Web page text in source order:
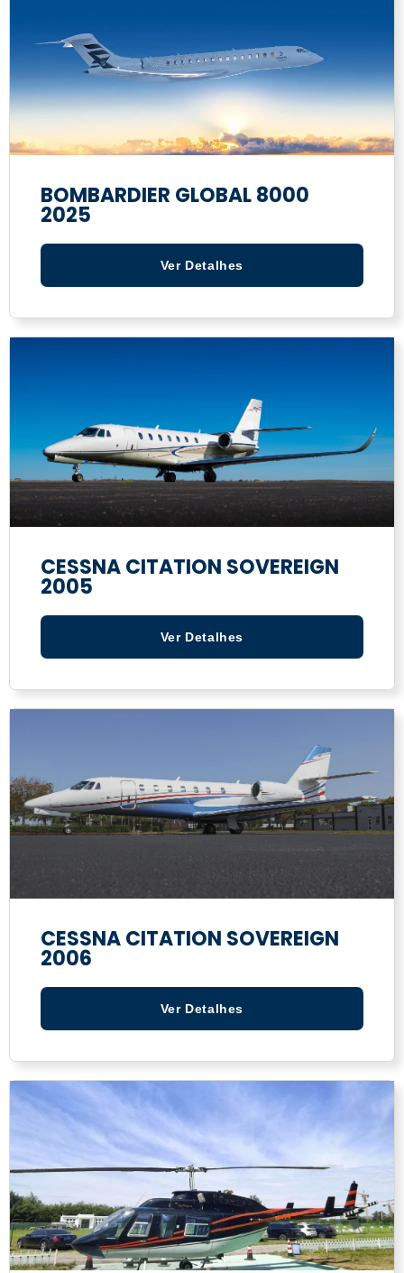
BOMBARDIER GLOBAL 8000
2025
Ver Detalhes
CESSNA CITATION SOVEREIGN
2005
Ver Detalhes
CESSNA CITATION SOVEREIGN
2006
Ver Detalhes